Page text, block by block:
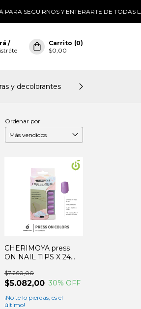
SEGUIRNOS Y ENTERARTE DE TODAS
/
Carrito (0)
$0,00
y decolorantes Insumos para
Ordenar por
CHERIMOYA press
ON NAIL TIPS X 24
$5.082,00
$7.260,00
30% OFF
¡No te lo pierdas, es el
último!